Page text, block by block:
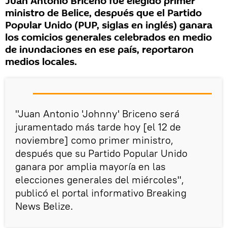
ministro de Belice, después que el Partido
Popular Unido (PUP, siglas en inglés) ganara
los comicios generales celebrados en medio
de inundaciones en ese país, reportaron
medios locales.
"Јuаn Аntоnіо 'Јоhnnу' Вrісеnо será
juramentado más tarde hoy [el 12 de
noviembre] como primer ministro,
después que su Partido Popular Unido
ganara por amplia mayoría en las
elecciones generales del miércoles",
publicó el portal informativo Breaking
News Belize.